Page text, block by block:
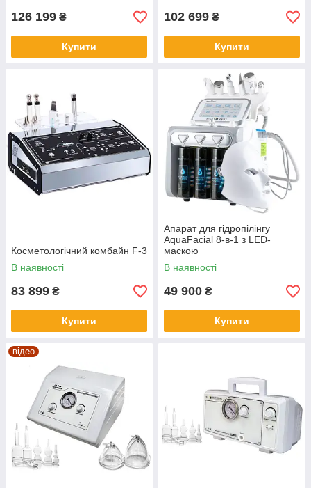
126 199 ₴
Купити
102 699 ₴
Купити
Косметологічний комбайн F-3
В наявності
83 899 ₴
Купити
Апарат для гідропілінгу
AquaFacial 8-в-1 з LED-
маскою
В наявності
49 900 ₴
Купити
відео